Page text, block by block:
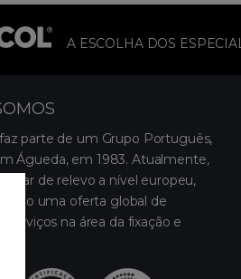
A ESCOLHA DOS
parte de um Grupo Português,
Águeda, em 1983. Atualmente,
lugar de relevo a nível europeu,
uma oferta global de
serviços na área da fixação e